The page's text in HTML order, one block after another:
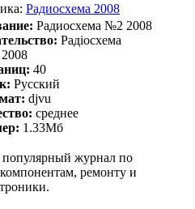
Радиосхема 2008
Радиосхема №2 2008
Радiосхема
2008
40
Русский
djvu
среднее
1.33Mб
популярный журнал по
ремонту и